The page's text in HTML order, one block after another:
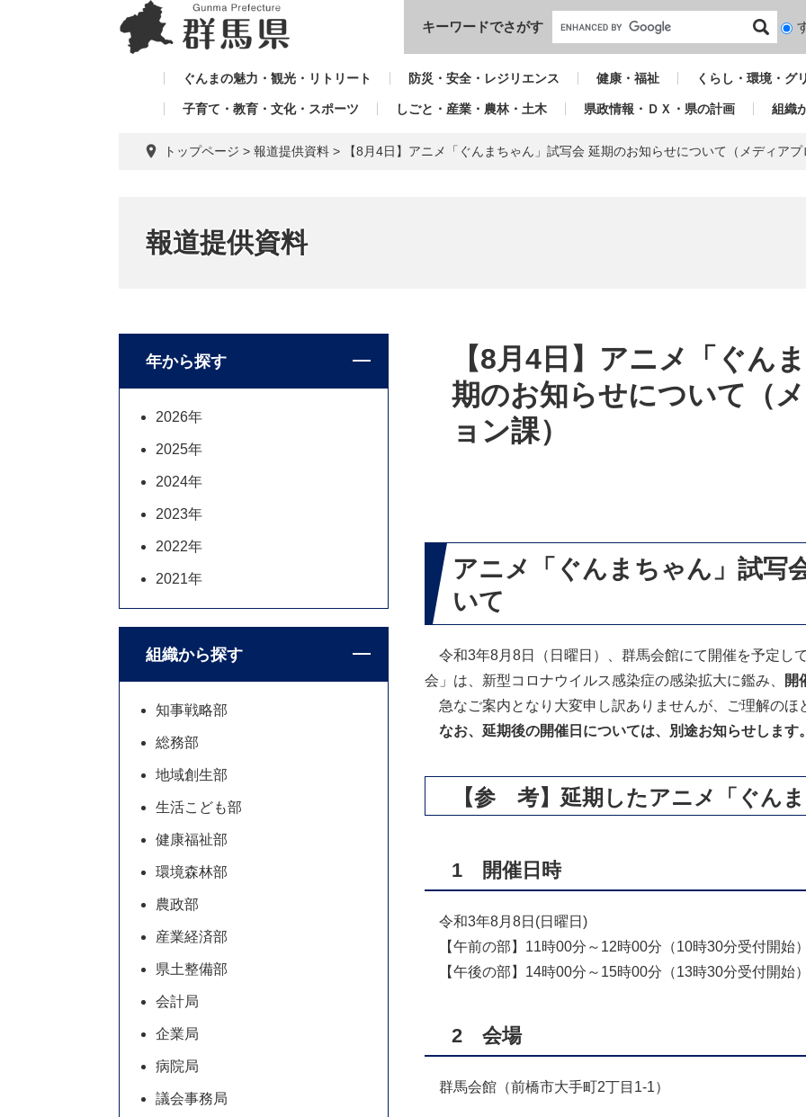
本文へ
キーワードでさがす
検
対
ぐんまの魅力・観光・リトリート 防災・安全・レジリエンス 健康・福祉 くらし・環境・グ
子育て・教育・文化・スポーツ しごと・産業・農林・土木 県政情報・ＤＸ・県の計画 組織
トップページ > 報道提供資料 > 【8月4日】アニメ「ぐんまちゃん」試写会 延期のお知らせについて（メディア
報道提供資料
【8月4日】アニメ「ぐん
期のお知らせについて（
ョン課）
アニメ「ぐんまちゃん」試写
いて
令和3年8月8日（日曜日）、群馬会館にて開催を予定し
会」は、新型コロナウイルス感染症の感染拡大に鑑み、
開
急なご案内となり大変申し訳ありませんが、ご理解のほ
なお、延期後の開催日については、別途お知らせします
【参 考】延期したアニメ「ぐん
1 開催日時
令和3年8月8日(日曜日)
【午前の部】11時00分～12時00分（10時30分受付開始
【午後の部】14時00分～15時00分（13時30分受付開始
2 会場
群馬会館（前橋市大手町2丁目1-1）
年から探す
2026年
2025年
2024年
2023年
2022年
2021年
組織から探す
知事戦略部
総務部
地域創生部
生活こども部
健康福祉部
環境森林部
農政部
産業経済部
県土整備部
会計局
企業局
病院局
議会事務局